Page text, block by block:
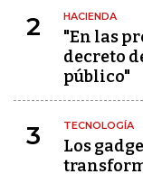
2 HACIENDA
"En las
decreto
público"
3 TECNOLOGÍA
Los